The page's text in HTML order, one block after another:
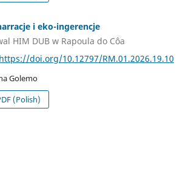
i eko-ingerencje
HIM DUB w Rapoula do Côa
https://doi.org/10.12797/RM.01.2026.19.10
Golemo
(Polish)